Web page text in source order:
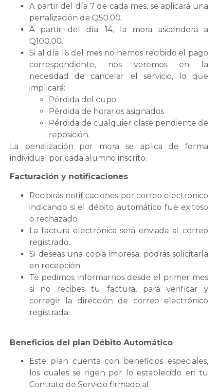
A partir del día 7 de cada mes, se aplicará una
penalización de Q50.00.
A partir del día 14, la mora ascenderá a
Q100.00.
Si al día 16 del mes no hemos recibido el pago
correspondiente, nos veremos en la
necesidad de cancelar el servicio, lo que
implicará:
Pérdida del cupo
Pérdida de horarios asignados
Pérdida de cualquier clase pendiente de
reposición.
La penalización por mora se aplica de forma
individual por cada alumno inscrito.
Facturación y notificaciones
Recibirás notificaciones por correo electrónico
indicando si el débito automático fue exitoso
o rechazado.
La factura electrónica será enviada al correo
registrado.
Si deseas una copia impresa, podrás solicitarla
en recepción.
Te pedimos informarnos desde el primer mes
si no recibes tu factura, para verificar y
corregir la dirección de correo electrónico
registrada.
Beneficios del plan Débito Automático
Este plan cuenta con beneficios especiales,
los cuales se rigen por lo establecido en tu
Contrato de Servicio firmado al